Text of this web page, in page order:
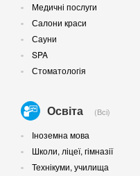
Медичні послуги
Салони краси
Сауни
SPA
Стоматологія
Освіта (Всі)
Іноземна мова
Школи, ліцеї, гімназії
Технікуми, училища